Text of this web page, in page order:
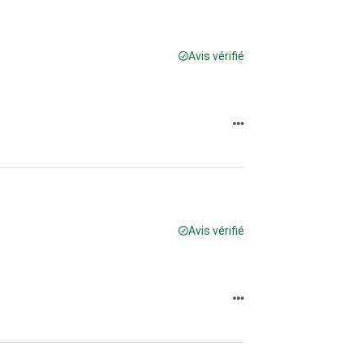
Avis vérifié
Avis vérifié